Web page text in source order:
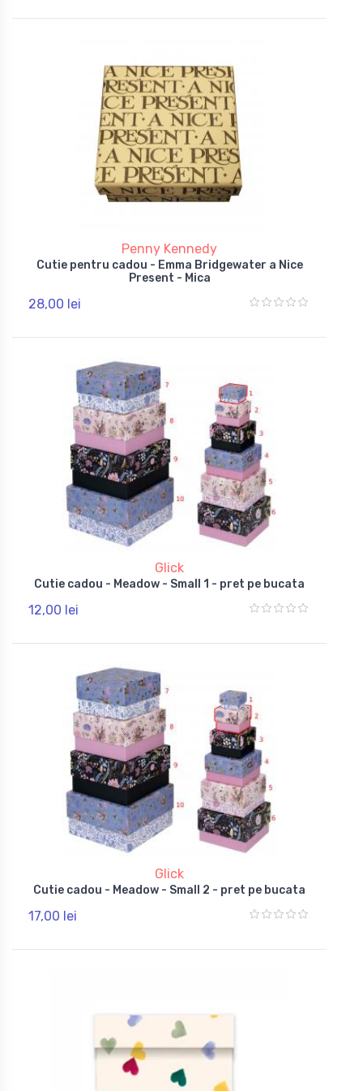
Penny Kennedy
Cutie pentru cadou - Emma Bridgewater a Nice
Present - Mica
28,00 lei
Glick
Cutie cadou - Meadow - Small 1 - pret pe bucata
12,00 lei
Glick
Cutie cadou - Meadow - Small 2 - pret pe bucata
17,00 lei